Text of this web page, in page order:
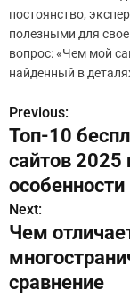
постоянство,
полезными для
вопрос: «Чем мой
найденный в
Н
а
в
и
г
а
Previous:
Топ-10
сайтов
особенности
Next:
Чем
сравнение